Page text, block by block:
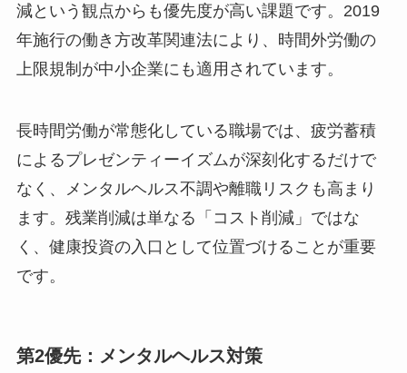
減という観点からも優先度が高い課題です。2019
年施行の働き方改革関連法により、時間外労働の
上限規制が中小企業にも適用されています。
長時間労働が常態化している職場では、疲労蓄積
によるプレゼンティーイズムが深刻化するだけで
なく、メンタルヘルス不調や離職リスクも高まり
ます。残業削減は単なる「コスト削減」ではな
く、健康投資の入口として位置づけることが重要
です。
第2優先：メンタルヘルス対策